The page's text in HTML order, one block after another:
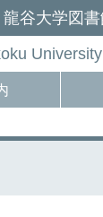
龍谷大学図書